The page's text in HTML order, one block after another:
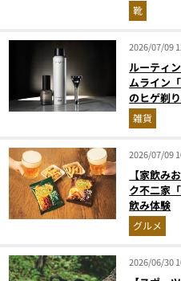
靴
2026/07/09
ルーティ
ムライン
のヒゲ剃
雑貨
2026/07/09
【家飲み
ク不二家
飲み体験
グルメ
2026/06/30